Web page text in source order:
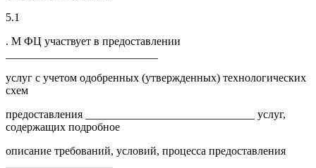
5.1
. М ФЦ участвует в предоставлении
услуг с учетом одобренных (утвержденных) технологических
схем
предоставления ______________________________ услуг,
содержащих подробное
описание требований, условий, процесса предоставления